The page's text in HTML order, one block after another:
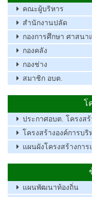
คณะผู้บริหาร
สำนักงานปลัด
กองการศึกษา ศาสน
กองคลัง
กองช่าง
สมาชิก อบต.
โ
ประกาศอบต. โครงส
โครงสร้างองค์การบ
แผนผังโครงสร้างกา
แผนพัฒนาท้องถิ่น